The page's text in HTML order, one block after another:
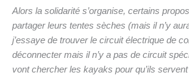
Alors la solidarité s’organise, certains
partager leurs tentes sèches (mais il n’y
j’essaye de trouver le circuit électrique de
déconnecter mais il n’y a pas de circuit
vont chercher les kayaks pour qu’ils